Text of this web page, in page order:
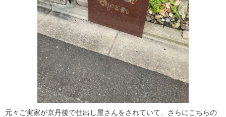
元々ご実家が京丹後で仕出し屋さんをされていて、さらにこちらの